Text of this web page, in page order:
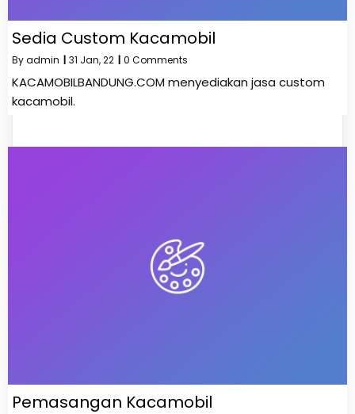
Sedia Custom Kacamobil
Byadmin | 31 Jan, 22 | 0 Comments
KACAMOBILBANDUNG.COM menyediakan jasa custom
kacamobil.
Pemasangan Kacamobil